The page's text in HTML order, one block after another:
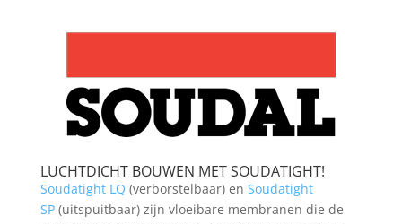
LUCHTDICHT BOUWEN MET SOUDATIGHT!
Soudatight LQ (verborstelbaar) en Soudatight
SP(uitspuitbaar) zijn vloeibare membranen die de